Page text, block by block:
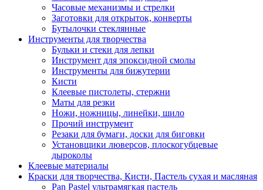
Часовые механизмы и стрелки
Заготовки для открыток, конверты
Бутылочки стеклянные
Инструменты для творчества
Бульки и стеки для лепки
Инструмент для эпоксидной смолы
Инструменты для бижутерии
Кисти
Клеевые пистолеты, стержни
Маты для резки
Ножи, ножницы, линейки, шило
Прочий инструмент
Резаки для бумаги, доски для биговки
Установщики люверсов, плоскогубцевые
дыроколы
Клеевые материалы
Краски для творчества, Кисти, Пастель сухая и масляная
Pan Pastel ультрамягкая пастель